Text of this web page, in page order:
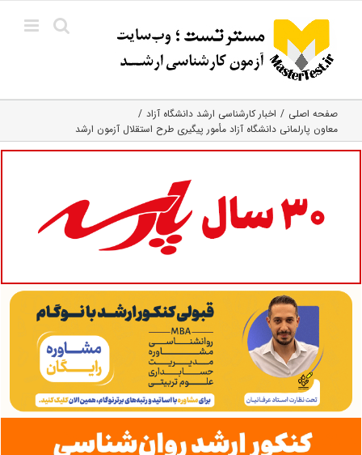
content
صفحه اصلی
اخبار کارشناسی ارشد دانشگاه آزاد
معاون پارلمانی دانشگاه آزاد مأمور پیگیری طرح استقلال آزمون ارشد